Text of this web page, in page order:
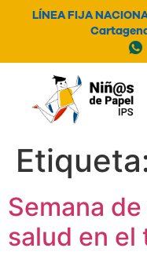
LÍNEA FIJA
Semana
salud en el